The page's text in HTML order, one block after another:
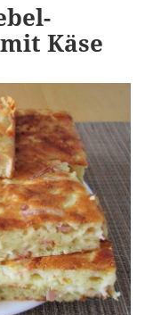
Käse